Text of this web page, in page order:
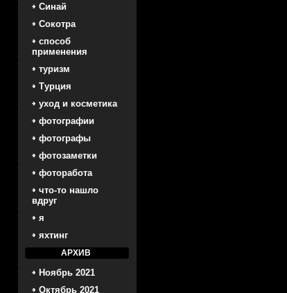
Синай
Сокотра
способ
применения
туризм
Турция
уход и косметика
фотографии
фотографы
фотозаметки
фоторабота
что-то нашло
вдруг
я
яхтинг
АРХИВ
Ноябрь 2021
Октябрь 2021